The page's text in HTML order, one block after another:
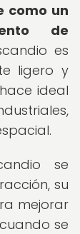
como un
de
es
ligero y
ideal
se
su
mejorar
se